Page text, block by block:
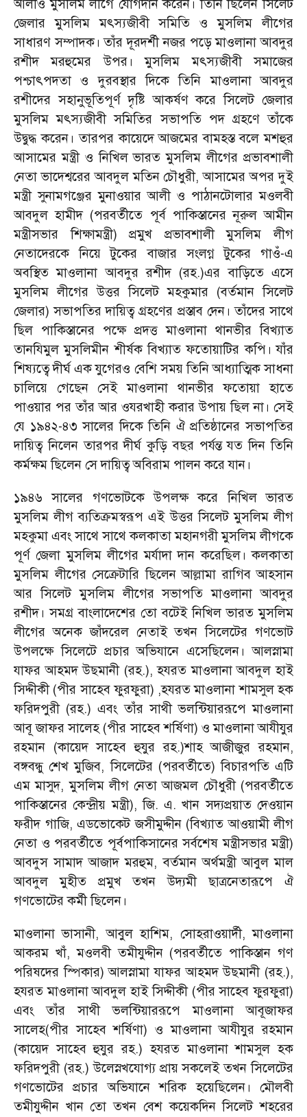
আলীও মুসলিম লীগে যোগদান করেন। তিনি ছিলেন সিলেট
জেলার মুসলিম মৎস্যজীবী সমিতি ও মুসলিম লীগের
সাধারণ সম্পাদক। তাঁর দূরদর্শী নজর পড়ে মাওলানা আবদুর
রশীদ মরহুমের উপর। মুসলিম মৎস্যজীবী সমাজের
পশ্চাৎপদতা ও দুরবস্থার দিকে তিনি মাওলানা আবদুর
রশীদের সহানুভূতিপূর্ণ দৃষ্টি আকর্ষণ করে সিলেট জেলার
মুসলিম মৎস্যজীবী সমিতির সভাপতি পদ গ্রহণে তাঁকে
উদ্বুদ্ধ করেন। তারপর কায়েদে আজমের বামহস্ত বলে মশহুর
আসামের মন্ত্রী ও নিখিল ভারত মুসলিম লীগের প্রভাবশালী
নেতা ভাদেশ্বরের আবদুল মতিন চৌধুরী, আসামের অপর দুই
মন্ত্রী সুনামগঞ্জের মুনাওয়ার আলী ও পাঠানটোলার মওলবী
আবদুল হামীদ (পরবর্তীতে পূর্ব পাকিস্তানের নূরুল আমীন
মন্ত্রীসভার শিক্ষামন্ত্রী) প্রমুখ প্রভাবশালী মুসলিম লীগ
নেতাদেরকে নিয়ে টুকের বাজার সংলগ্ন টুকের গাওঁ-এ
অবস্থিত মাওলানা আবদুর রশীদ (রহ.)এর বাড়িতে এসে
মুসলিম লীগের উত্তর সিলেট মহকুমার (বর্তমান সিলেট
জেলার) সভাপতির দায়িত্ব গ্রহণের প্রস্তাব দেন। তাঁদের সাথে
ছিল পাকিস্তানের পক্ষে প্রদত্ত মাওলানা থানভীর বিখ্যাত
তানযিমুল মুসলিমীন শীর্ষক বিখ্যাত ফতোয়াটির কপি। যাঁর
শিষ্যত্বে দীর্ঘ এক যুগেরও বেশি সময় তিনি আধ্যাত্মিক সাধনা
চালিয়ে গেছেন সেই মাওলানা থানভীর ফতোয়া হাতে
পাওয়ার পর তাঁর আর ওযরখাহী করার উপায় ছিল না। সেই
যে ১৯৪২-৪৩ সালের দিকে তিনি ঐ প্রতিষ্ঠানের সভাপতির
দায়িত্ব নিলেন তারপর দীর্ঘ কুড়ি বছর পর্যন্ত যত দিন তিনি
কর্মক্ষম ছিলেন সে দায়িত্ব অবিরাম পালন করে যান।
১৯৪৬ সালের গণভোটকে উপলক্ষ করে নিখিল ভারত
মুসলিম লীগ ব্যতিক্রমস্বরূপ এই উত্তর সিলেট মুসলিম লীগ
মহকুমা এবং সাথে সাথে কলকাতা মহানগরী মুসলিম লীগকে
পূর্ণ জেলা মুসলিম লীগের মর্যাদা দান করেছিল। কলকাতা
মুসলিম লীগের সেক্রেটারি ছিলেন আল্লামা রাগিব আহসান
আর সিলেট মুসলিম লীগের সভাপতি মাওলানা আবদুর
রশীদ। সমগ্র বাংলাদেশের তো বটেই নিখিল ভারত মুসলিম
লীগের অনেক জাঁদরেল নেতাই তখন সিলেটের গণভোট
উপলক্ষে সিলেটে প্রচার অভিযানে এসেছিলেন। আলস্নামা
যাফর আহমদ উছমানী (রহ.), হযরত মাওলানা আবদুল হাই
সিদ্দীকী (পীর সাহেব ফুরফুরা) ,হযরত মাওলানা শামসুল হক
ফরিদপুরী (রহ.) এবং তাঁর সাথী ভলন্টিয়াররূপে মাওলানা
আবূ জাফর সালেহ (পীর সাহেব শর্ষিণা) ও মাওলানা আযীযুর
রহমান (কায়েদ সাহেব হুযুর রহ.)শাহ আজীজুর রহমান,
বঙ্গবন্ধু শেখ মুজিব, সিলেটের (পরবর্তীতে) বিচারপতি এটি
এম মাসুদ, মুসলিম লীগ নেতা আজমল চৌধুরী (পরবর্তীতে
পাকিস্তানের কেন্দ্রীয় মন্ত্রী), জি. এ. খান সদ্যপ্রয়াত দেওয়ান
ফরীদ গাজি, এডভোকেট জসীমুদ্দীন (বিখ্যাত আওয়ামী লীগ
নেতা ও পরবর্তীতে পূর্বপাকিসানের সর্বশেষ মন্ত্রীসভার মন্ত্রী)
আবদুস সামাদ আজাদ মরহুম, বর্তমান অর্থমন্ত্রী আবুল মাল
আবদুল মুহীত প্রমুখ তখন উদ্যমী ছাত্রনেতারূপে ঐ
গণভোটের কর্মী ছিলেন।
মাওলানা ভাসানী, আবুল হাশিম, সোহরাওয়ার্দী, মাওলানা
আকরম খাঁ, মওলবী তমীযুদ্দীন (পরবর্তীতে পাকিস্তান গণ
পরিষদের স্পিকার) আলস্নামা যাফর আহমদ উছমানী (রহ.),
হযরত মাওলানা আবদুল হাই সিদ্দীকী (পীর সাহেব ফুরফুরা)
এবং তাঁর সাথী ভলন্টিয়াররূপে মাওলানা আবূজাফর
সালেহ(পীর সাহেব শর্ষিণা) ও মাওলানা আযীযুর রহমান
(কায়েদ সাহেব হুযুর রহ.) হযরত মাওলানা শামসুল হক
ফরিদপুরী (রহ.) উলেস্নখযোগ্য প্রায় সকলেই তখন সিলেটের
গণভোটের প্রচার অভিযানে শরিক হয়েছিলেন। মৌলবী
তমীযুদ্দীন খান তো তখন বেশ কয়েকদিন সিলেট শহরের